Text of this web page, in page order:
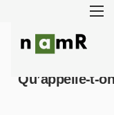
Panneau de gestion des
Rénovation
Qu’appelle-t-